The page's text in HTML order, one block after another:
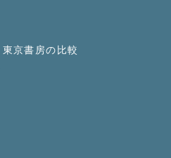
京書房の比較